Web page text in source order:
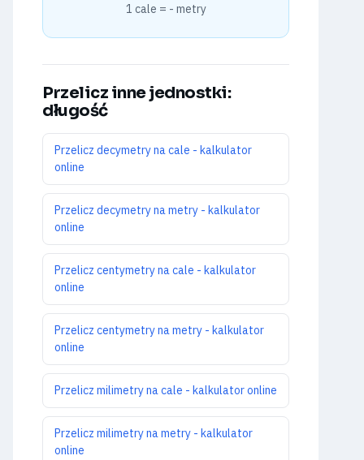
1 cale = - metry
Przelicz inne jednostki:
długość
Przelicz decymetry na cale - kalkulator
online
Przelicz decymetry na metry - kalkulator
online
Przelicz centymetry na cale - kalkulator
online
Przelicz centymetry na metry - kalkulator
online
Przelicz milimetry na cale - kalkulator online
Przelicz milimetry na metry - kalkulator
online